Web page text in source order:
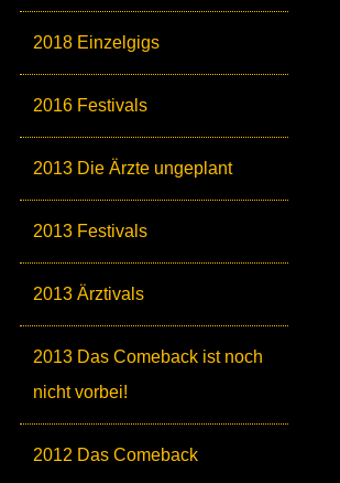
2018 Einzelgigs
2016 Festivals
2013 Die Ärzte ungeplant
2013 Festivals
2013 Ärztivals
2013 Das Comeback ist noch
nicht vorbei!
2012 Das Comeback